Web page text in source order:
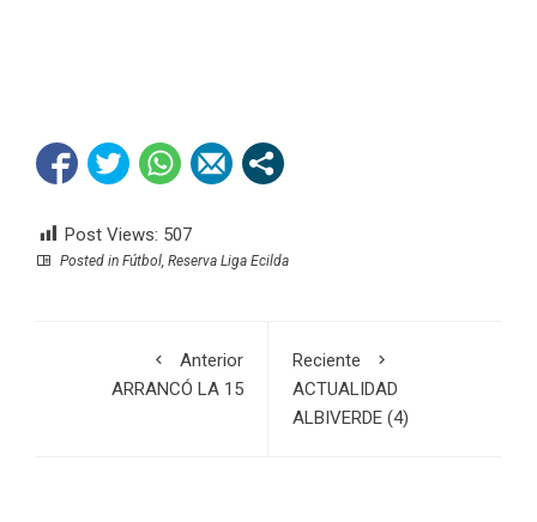
Post Views: 507
Posted in Fútbol Reserva Liga Ecilda
Anterior
ARRANCÓ LA 15
Reciente
ACTUALIDAD
ALBIVERDE (4)